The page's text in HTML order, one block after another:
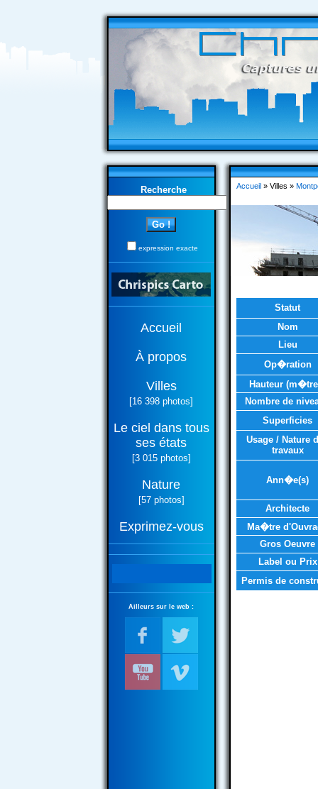
Recherche
expression exacte
Accueil
À propos
Villes
[16 398 photos]
Le ciel dans tous
ses états
[3 015 photos]
Nature
[57 photos]
Exprimez-vous
Ailleurs sur le web :
Accueil» Villes »
Statut
Nom
Lieu
Op�ration
Hauteur
Nombre de
Superficies
Usage / Nature
travaux
Ann�e(s)
Architecte
Ma�tre
Gros Oeuvre
Label ou Prix
Permis de